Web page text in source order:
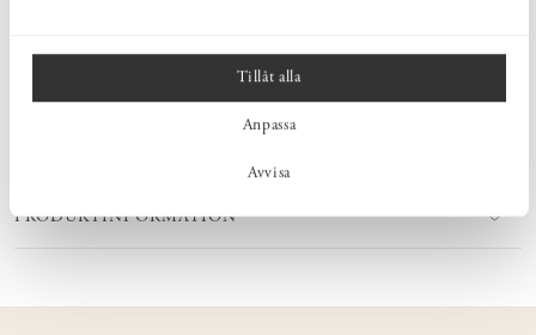
Tillåt alla
Anpassa
Avvisa
att bli en mycket omtyckt lampserie.
PRODUKTINFORMATION